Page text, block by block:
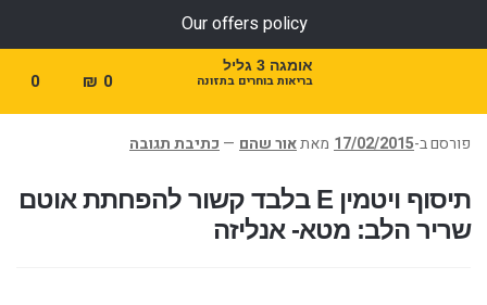
Our offers policy
אומגה 3 גליל
בריאות בוחרים בתזונה ₪ 0
0
פורסם ב-17/02/2015 מאתאור שהם — כתיבת תגובה
תיסוף ויטמין E בלבד קשור להפחתת אוטם
שריר הלב: מטא- אנליזה